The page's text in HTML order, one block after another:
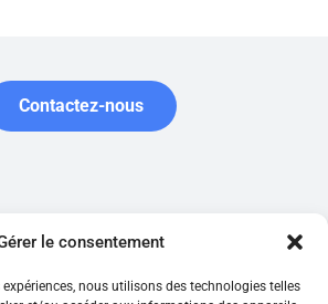
le consentement
nous utilisons des technologies telles
Contactez-nous
la société belge Garantir SRL, enregistrée
en tant que courtier en assurances